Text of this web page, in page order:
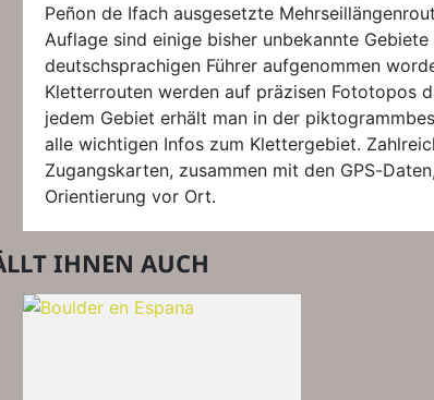
Peñon de Ifach ausgesetzte
Auflage sind einige bisher unbekannte
deutschsprachigen Führer aufgenommen
Kletterrouten werden auf präzisen Fototopos
jedem Gebiet erhält man in der
alle wichtigen Infos zum Klettergebiet.
Zugangskarten, zusammen mit den GPS-
Orientierung vor Ort.
IHNEN AUCH